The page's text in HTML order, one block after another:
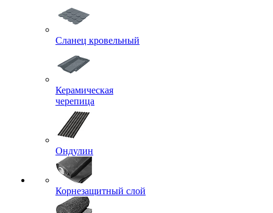
Сланец кровельный
Керамическая
черепица
Ондулин
Корнезащитный слой